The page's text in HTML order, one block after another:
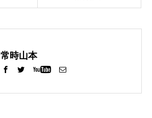
常時山本